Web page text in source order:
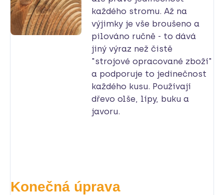
každého stromu. Až na
výjimky je vše broušeno a
pilováno ručně - to dává
jiný výraz než čistě
"strojové opracované zboží"
a podporuje to jedinečnost
každého kusu. Používají
dřevo olše, lípy, buku a
javoru.
Konečná úprava